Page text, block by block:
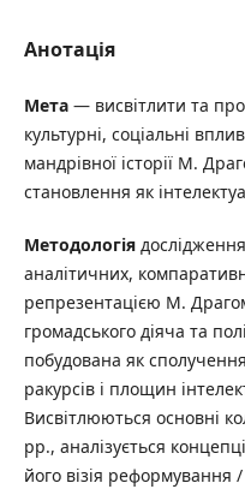
Анотація
Мета— висвітлити та
культурні, соціальні
мандрівної історії М.
становлення як
Методологія
аналітичних,
репрезентацією М.
громадського діяча та
побудована як
ракурсів і площин
Висвітлюються основні
рр., аналізується
його візія реформування /